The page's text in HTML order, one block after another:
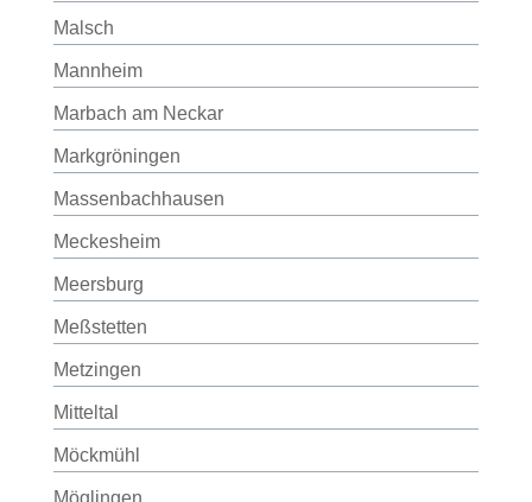
Malsch
Mannheim
Marbach am Neckar
Markgröningen
Massenbachhausen
Meckesheim
Meersburg
Meßstetten
Metzingen
Mitteltal
Möckmühl
Möglingen